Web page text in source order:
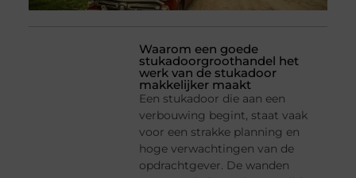
Waarom een goede
stukadoorgroothandel het
werk van de stukadoor
makkelijker maakt
Een stukadoor die aan een
verbouwing begint, staat vaak
voor een strakke planning en
hoge verwachtingen van de
opdrachtgever. De wanden